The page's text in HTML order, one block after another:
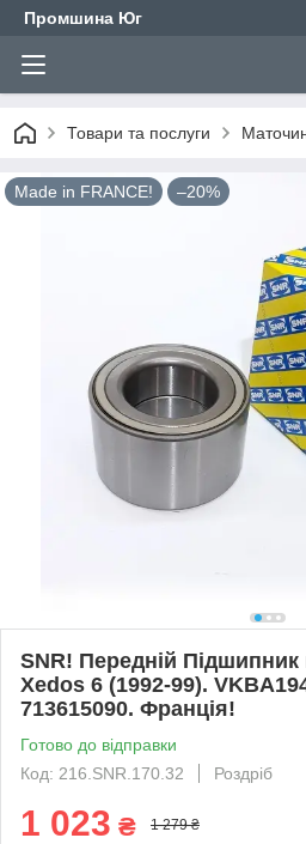
Промшина Юг
Товари та послуги
Made in FRANCE! –20%
SNR! Передній
Xedos 6 (1992-99).
713615090. Франція!
Готово до відправки
Код: 216.SNR.170.32
Роздріб
1 023 ₴ 1 279 ₴